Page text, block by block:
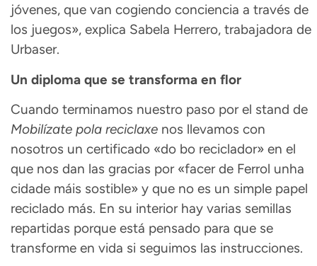
jóvenes, que van cogiendo conciencia a través de
los juegos», explica Sabela Herrero, trabajadora de
Urbaser.
Un diploma que se transforma en flor
Cuando terminamos nuestro paso por el stand de
Mobilízate pola reciclaxe nos llevamos con
nosotros un certificado «do bo reciclador» en el
que nos dan las gracias por «facer de Ferrol unha
cidade máis sostible» y que no es un simple papel
reciclado más. En su interior hay varias semillas
repartidas porque está pensado para que se
transforme en vida si seguimos las instrucciones.